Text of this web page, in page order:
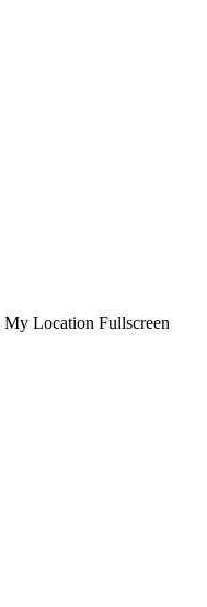
My Location Fullscreen